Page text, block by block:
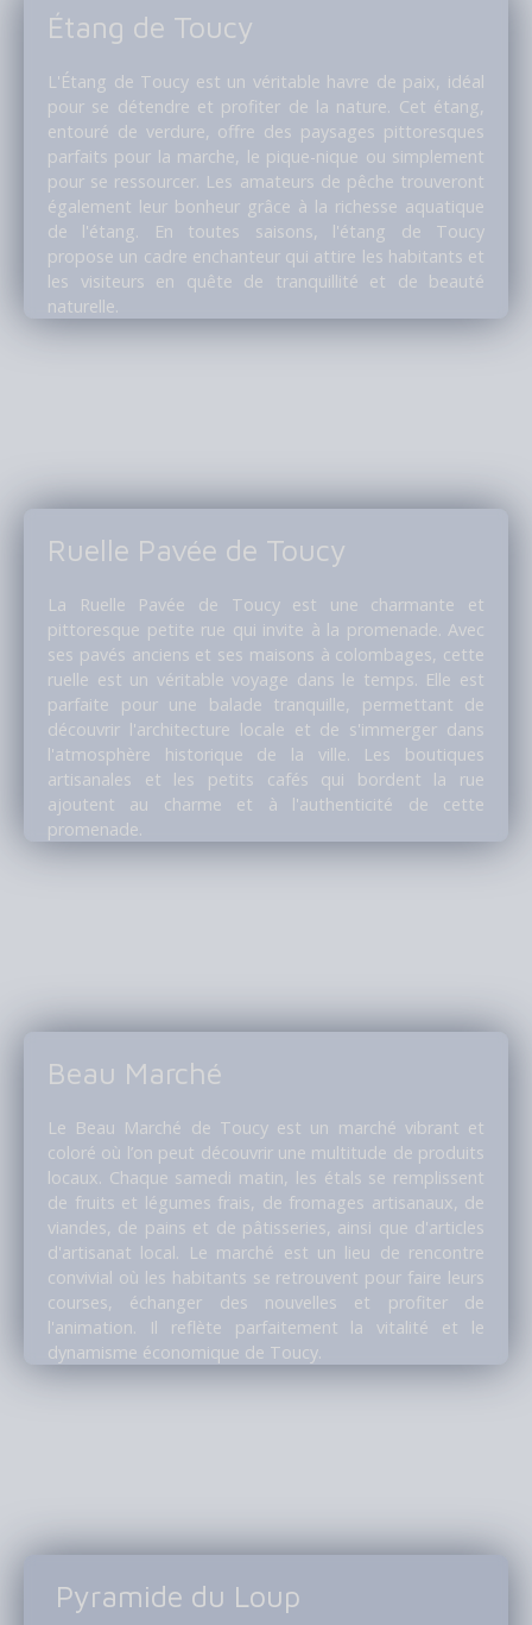
Étang de Toucy
L'Étang de Toucy est un véritable havre de paix, idéal
pour se détendre et profiter de la nature. Cet étang,
entouré de verdure, offre des paysages pittoresques
parfaits pour la marche, le pique-nique ou simplement
pour se ressourcer. Les amateurs de pêche trouveront
également leur bonheur grâce à la richesse aquatique
de l'étang. En toutes saisons, l'étang de Toucy
propose un cadre enchanteur qui attire les habitants et
les visiteurs en quête de tranquillité et de beauté
naturelle.
Ruelle Pavée de Toucy
La Ruelle Pavée de Toucy est une charmante et
pittoresque petite rue qui invite à la promenade. Avec
ses pavés anciens et ses maisons à colombages, cette
ruelle est un véritable voyage dans le temps. Elle est
parfaite pour une balade tranquille, permettant de
découvrir l'architecture locale et de s'immerger dans
l'atmosphère historique de la ville. Les boutiques
artisanales et les petits cafés qui bordent la rue
ajoutent au charme et à l'authenticité de cette
promenade.
Beau Marché
Le Beau Marché de Toucy est un marché vibrant et
coloré où l’on peut découvrir une multitude de produits
locaux. Chaque samedi matin, les étals se remplissent
de fruits et légumes frais, de fromages artisanaux, de
viandes, de pains et de pâtisseries, ainsi que d'articles
d'artisanat local. Le marché est un lieu de rencontre
convivial où les habitants se retrouvent pour faire leurs
courses, échanger des nouvelles et profiter de
l'animation. Il reflète parfaitement la vitalité et le
dynamisme économique de Toucy.
Pyramide du Loup